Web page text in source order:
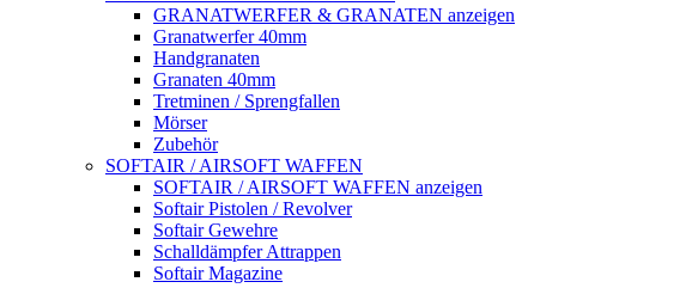
GRANATWERFER & GRANATEN anzeigen
Granatwerfer 40mm
Handgranaten
Granaten 40mm
Tretminen / Sprengfallen
Mörser
Zubehör
SOFTAIR / AIRSOFT WAFFEN
SOFTAIR / AIRSOFT WAFFEN anzeigen
Softair Pistolen / Revolver
Softair Gewehre
Schalldämpfer Attrappen
Softair Magazine